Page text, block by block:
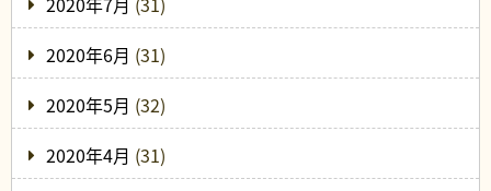
2020年6月 (31)
2020年5月 (32)
2020年4月 (31)